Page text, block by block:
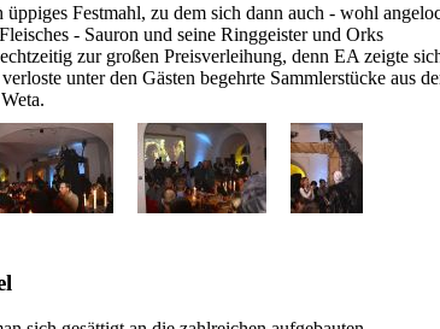
üppiges Festmahl, zu dem sich dann auch - wohl
- Sauron und seine Ringgeister und Orks
zur großen Preisverleihung, denn EA zeigte
unter den Gästen begehrte Sammlerstücke aus